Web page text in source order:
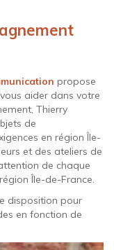
propose
aider dans votre
Thierry
de
en région Île-
et des ateliers de
de chaque
Île-de-France.
disposition pour
en fonction de